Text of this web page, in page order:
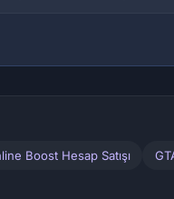
Boost Hesap Satışı